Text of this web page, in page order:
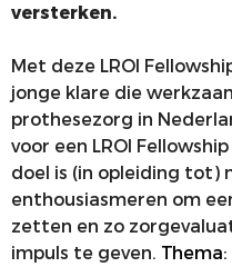
versterken.
Met deze LROI
jonge klare die
prothesezorg in
voor een LROI
doel is (in opleiding tot)
enthousiasmeren om
zetten en zo
impuls te geven.